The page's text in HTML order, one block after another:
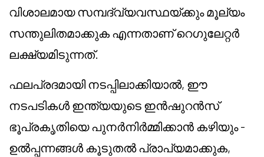
വിശാലമായ സമ്പദ്‌വ്യവസ്ഥയ്ക്കും മൂല്യം
സന്തുലിതമാക്കുക എന്നതാണ് റെഗുലേറ്റർ
ലക്ഷ്യമിടുന്നത്.
ഫലപ്രദമായി നടപ്പിലാക്കിയാൽ, ഈ
നടപടികൾ ഇന്ത്യയുടെ ഇൻഷുറൻസ്
ഭൂപ്രകൃതിയെ പുനർനിർമ്മിക്കാൻ കഴിയും -
ഉൽപ്പന്നങ്ങൾ കൂടുതൽ പ്രാപ്യമാക്കുക,